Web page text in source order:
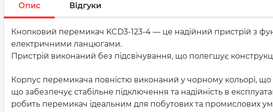
Опис Відгуки
Кнопковий перемикач KCD3-123-4 — це надійний пристрій з
електричними ланцюгами.
Пристрій виконаний без підсвічування, що полегшує
Корпус перемикача повністю виконаний у чорному кольорі, що
що забезпечує стабільне підключення та надійність в
робить перемикач ідеальним для побутових та промислових